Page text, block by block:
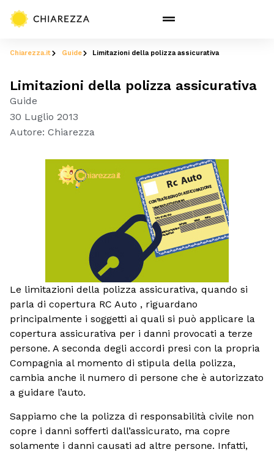
Chiarezza.it Guide Limitazioni della polizza assicurativa
Limitazioni della polizza assicurativa
Guide
30 Luglio 2013
Autore: Chiarezza
Le limitazioni della polizza assicurativa, quando si
parla di copertura RC Auto , riguardano
principalmente i soggetti ai quali si può applicare la
copertura assicurativa per i danni provocati a terze
persone. A seconda degli accordi presi con la propria
Compagnia al momento di stipula della polizza,
cambia anche il numero di persone che è autorizzato
a guidare l’auto.
Sappiamo che la polizza di responsabilità civile non
copre i danni sofferti dall’assicurato, ma copre
solamente i danni causati ad altre persone. Infatti,